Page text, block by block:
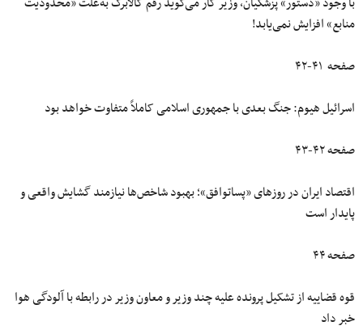
منابع» افزایش نمی‌یابد!
صفحه ۴۱-۴۲
اسرائیل هیوم: جنگ بعدی با جمهوری اسلامی کاملاً متفاوت خواهد بود
صفحه ۴۲-۴۳
اقتصاد ایران در روزهای «پساتوافق»؛ بهبود شاخص‌ها نیازمند گشایش واقعی و
پایدار است
صفحه ۴۴
قوه قضاییه از تشکیل پرونده علیه چند وزیر و معاون وزیر در رابطه با آلودگی هوا
خبر داد